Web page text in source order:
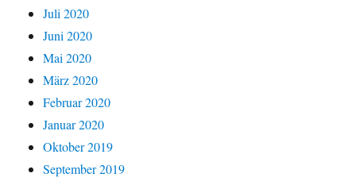
Juli 2020
Juni 2020
Mai 2020
März 2020
Februar 2020
Januar 2020
Oktober 2019
September 2019